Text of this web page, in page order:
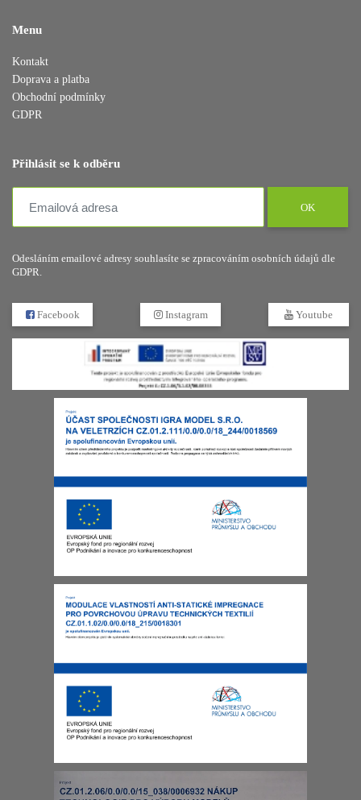
Menu
Kontakt
Doprava a platba
Obchodní podmínky
GDPR
Přihlásit se k odběru
OK
Odesláním emailové adresy souhlasíte se zpracováním osobních údajů dle
GDPR.
Facebook Instagram Youtube